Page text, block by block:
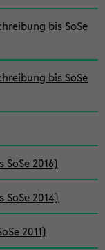
bis SoSe
bis SoSe
2016)
2014)
2011)